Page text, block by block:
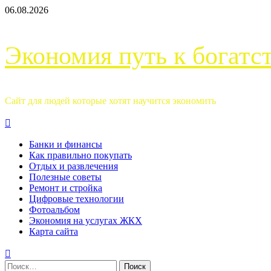
Перейти
06.08.2026
Экономия путь к
Сайт для людей которые хотят научится экономить
Банки и финансы
Как правильно покупать
Отдых и развлечения
Полезные советы
Ремонт и стройка
Цифровые технологии
Фотоальбом
Экономия на услугах ЖКХ
Карта сайта
Найти: